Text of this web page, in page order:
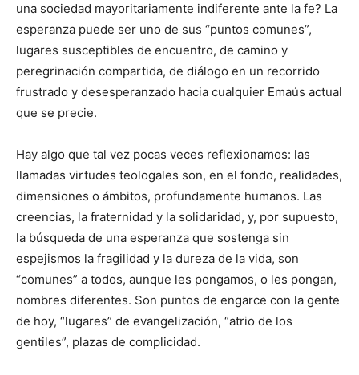
una sociedad mayoritariamente indiferente ante la fe? La
esperanza puede ser uno de sus “puntos comunes”,
lugares susceptibles de encuentro, de camino y
peregrinación compartida, de diálogo en un recorrido
frustrado y desesperanzado hacia cualquier Emaús actual
que se precie.
Hay algo que tal vez pocas veces reflexionamos: las
llamadas virtudes teologales son, en el fondo, realidades,
dimensiones o ámbitos, profundamente humanos. Las
creencias, la fraternidad y la solidaridad, y, por supuesto,
la búsqueda de una esperanza que sostenga sin
espejismos la fragilidad y la dureza de la vida, son
“comunes” a todos, aunque les pongamos, o les pongan,
nombres diferentes. Son puntos de engarce con la gente
de hoy, “lugares” de evangelización, “atrio de los
gentiles”, plazas de complicidad.